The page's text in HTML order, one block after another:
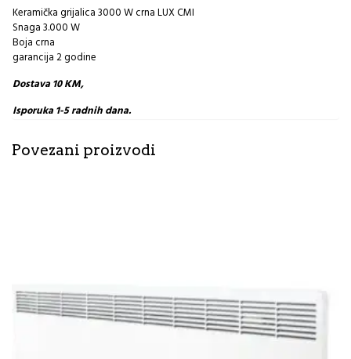
Keramička grijalica 3000 W crna LUX CMI
Snaga 3.000 W
Boja crna
garancija 2 godine
Dostava 10 KM,
Isporuka 1-5 radnih dana.
Povezani proizvodi